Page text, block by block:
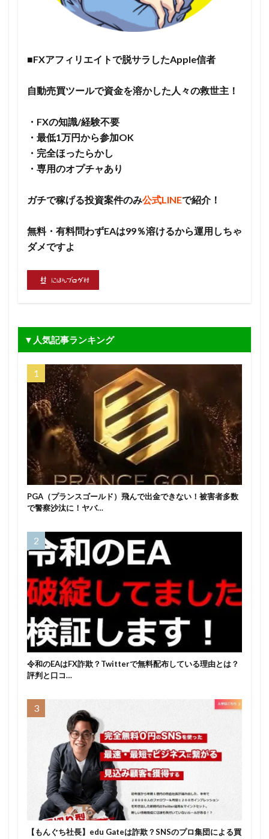
■FXアフィリエイトで脱サラしたApple信者
自動売買ツールで資金を溶かした人々の救世主！
・FXの知識/経験不要
・最低1万円から参加OK
・完全ほったらかし
・専用のオプチャあり
ガチで稼げる投資案件のみ公式LINEで紹介！
無料・有料問わずEAは99％溶けるから運用しちゃ
ダメですよ
▼人気記事ランキング
PGA（プランスゴールド）飛んで出金できない！被害者多数
で警察沙汰に！ヤバ…
令和のEAはFX詐欺？Twitterで無料配布している理由とは？
評判と口コ…
【もんぐち社長】edu Gateは詐欺？SNSのプロ集団による買